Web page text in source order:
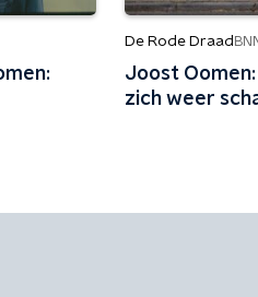
De Rode Draad
Joost
zich weer